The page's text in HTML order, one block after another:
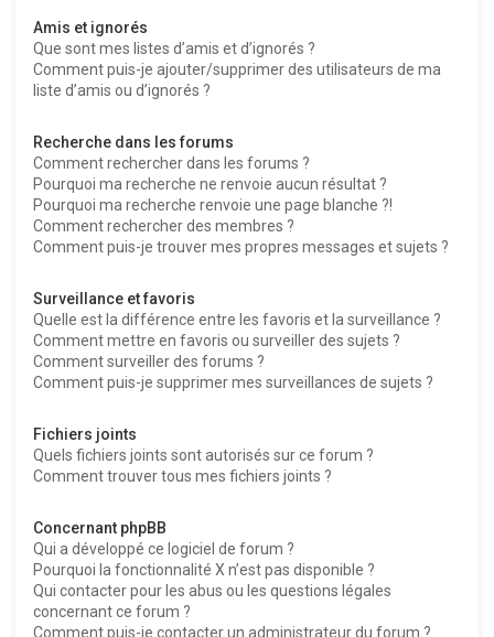
Amis et ignorés
Que sont mes listes d’amis et d’ignorés ?
Comment puis-je ajouter/supprimer des utilisateurs de ma
liste d’amis ou d’ignorés ?
Recherche dans les forums
Comment rechercher dans les forums ?
Pourquoi ma recherche ne renvoie aucun résultat ?
Pourquoi ma recherche renvoie une page blanche ?!
Comment rechercher des membres ?
Comment puis-je trouver mes propres messages et sujets ?
Surveillance et favoris
Quelle est la différence entre les favoris et la surveillance ?
Comment mettre en favoris ou surveiller des sujets ?
Comment surveiller des forums ?
Comment puis-je supprimer mes surveillances de sujets ?
Fichiers joints
Quels fichiers joints sont autorisés sur ce forum ?
Comment trouver tous mes fichiers joints ?
Concernant phpBB
Qui a développé ce logiciel de forum ?
Pourquoi la fonctionnalité X n’est pas disponible ?
Qui contacter pour les abus ou les questions légales
concernant ce forum ?
Comment puis-je contacter un administrateur du forum ?